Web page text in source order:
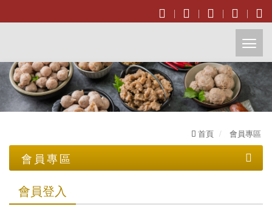
開
啟
主
選
單
首頁 會員專區
會員專區
會員登入
加入會員
會員登入